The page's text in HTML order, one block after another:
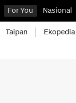
For You Nasional
Taipan Ekopedia